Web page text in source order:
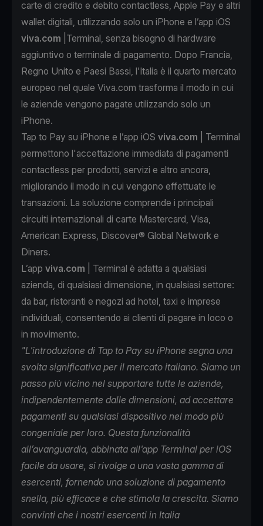
carte di credito e debito contactless, Apple Pay e altri
wallet digitali, utilizzando solo un iPhone e l’app iOS
viva.com |Terminal, senza bisogno di hardware
aggiuntivo o terminale di pagamento. Dopo Francia,
Regno Unito e Paesi Bassi, l’Italia è il quarto mercato
europeo nel quale Viva.com trasforma il modo in cui
le aziende vengono pagate utilizzando solo un
iPhone.
Tap to Pay su iPhone e l’app iOS viva.com
| Terminal
permettono l'accettazione immediata di pagamenti
contactless per prodotti, servizi e altro ancora,
migliorando il modo in cui vengono effettuate le
transazioni. La soluzione comprende i principali
circuiti internazionali di carte Mastercard, Visa,
American Express, Discover® Global Network e
Diners.
L’app viva.com
| Terminal è adatta a qualsiasi
azienda, di qualsiasi dimensione, in qualsiasi settore:
da bar, ristoranti e negozi ad hotel, taxi e imprese
individuali, consentendo ai clienti di pagare in loco o
in movimento.
"L'introduzione di Tap to Pay su iPhone segna una
svolta significativa per il mercato italiano. Siamo un
passo più vicino nel supportare tutte le aziende,
indipendentemente dalle dimensioni, ad accettare
pagamenti su qualsiasi dispositivo nel modo più
congeniale per loro. Questa funzionalità
all’avanguardia, abbinata all'app Terminal per iOS
facile da usare, si rivolge a una vasta gamma di
esercenti, fornendo una soluzione di pagamento
snella, più efficace e che stimola la crescita. Siamo
convinti che i nostri esercenti in Italia